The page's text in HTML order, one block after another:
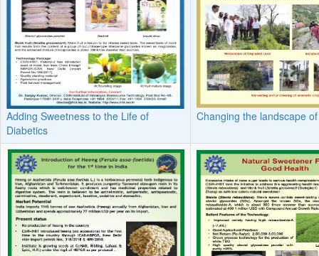
Adding Sweetness to the Life of
Diabetics
Changing the landscape